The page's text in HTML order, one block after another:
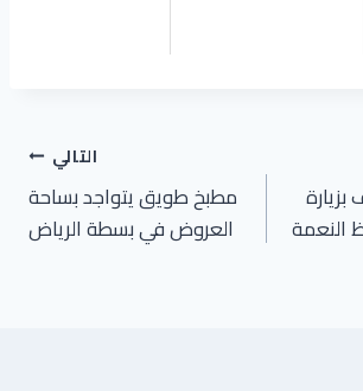
التالي
مطبخ طويق يتواجد بساحة
العروض في بسطة الرياض